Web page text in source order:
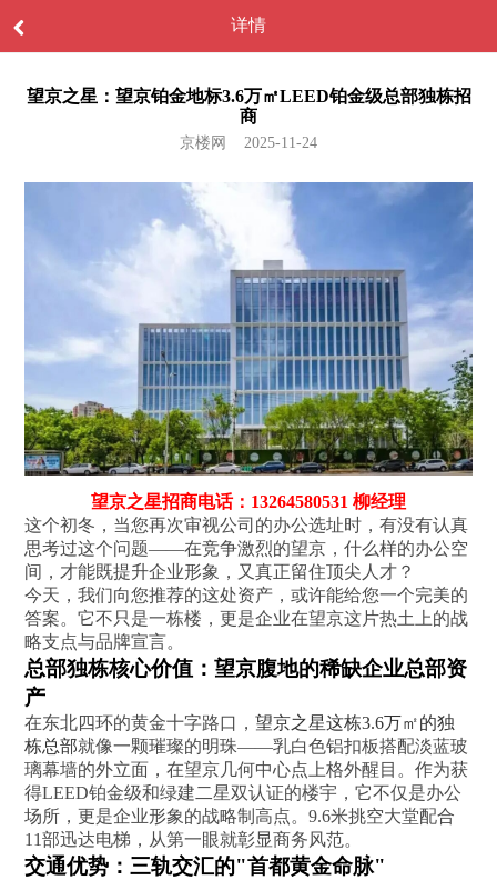
详情
望京之星：望京铂金地标3.6万㎡LEED铂金级总部独栋招
商
京楼网 2025-11-24
望京之星招商电话：13264580531 柳经理
这个初冬，当您再次审视公司的办公选址时，有没有认真
思考过这个问题——在竞争激烈的望京，什么样的办公空
间，才能既提升企业形象，又真正留住顶尖人才？
今天，我们向您推荐的这处资产，或许能给您一个完美的
答案。它不只是一栋楼，更是企业在望京这片热土上的战
略支点与品牌宣言。
总部独栋核心价值：望京腹地的稀缺企业总部资
产
在东北四环的黄金十字路口，望京之星这栋3.6万㎡的独
栋总部就像一颗璀璨的明珠——‌乳白色铝扣板搭配淡蓝玻
璃幕墙‌的外立面，在望京几何中心点上格外醒目。作为获
得LEED铂金级和绿建二星双认证的楼宇，它不仅是办公
场所，更是企业形象的‌战略制高点‌。9.6米挑空大堂配合
11部迅达电梯，从第一眼就彰显商务风范。
交通优势：三轨交汇的"首都黄金命脉"